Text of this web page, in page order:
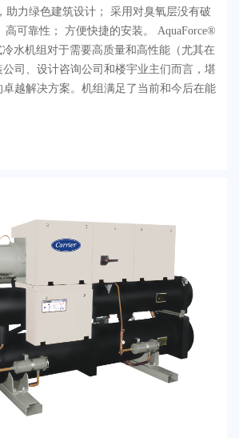
助力绿色建筑设计； 采用对臭氧层没有破
高可靠性； 方便快捷的安装。 AquaForce®
水机组对于需要高质量和高性能（尤其在
司、设计咨询公司和楼宇业主们而言，堪
越解决方案。机组满足了当前和今后在能